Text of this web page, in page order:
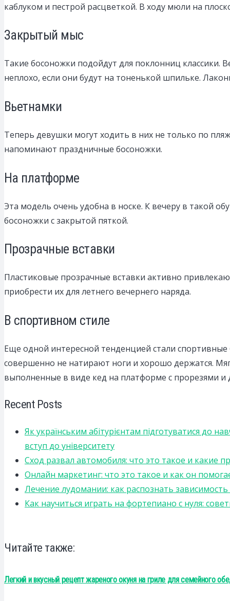
каблуком и пестрой расцветкой. В ходу мюли на
Закрытый мыс
Такие босоножки подойдут для поклонниц классики.
неплохо, если они будут на тоненькой шпильке.
Вьетнамки
Теперь девушки могут ходить в них не только по
напоминают праздничные босоножки.
На платформе
Эта модель очень удобна в носке. К вечеру в такой
босоножки с закрытой пяткой.
Прозрачные вставки
Пластиковые прозрачные вставки активно
приобрести их для летнего вечернего наряда.
В спортивном стиле
Еще одной интересной тенденцией стали
совершенно не натирают ноги и хорошо держатся.
выполненные в виде кед на платформе с прорезями
Recent Posts
Як українським абітурієнтам підготуватися до
вступ до університету
Сход развал автомобиля: что это такое и какие
Онлайн маркетинг: что это такое и как он
Лечение лудомании: как распознать
Как научиться играть на фортепиано с нуля:
Читайте также:
Легкий и вкусный рецепт жареного окуня на гриле для семейного